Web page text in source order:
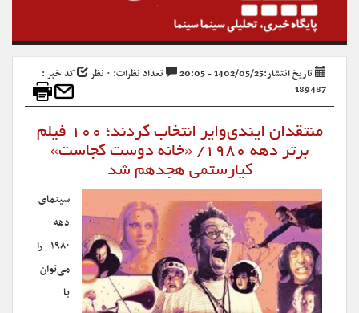
تاریخ انتشار:1402/05/25 - 20:05 تعداد نظرات: ۰ نظر
کد خبر :
189487
منتقدان ایندی‌وایر انتخاب کردند؛ ۱۰۰ فیلم
برتر دهه ۱۹۸۰/ «خانه دوست کجاست»
کیارستمی هجدهم شد
سینمای
دهه
۱۹۸۰ را
می‌توان
با